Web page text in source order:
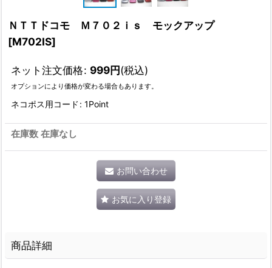
ＮＴＴドコモ Ｍ７０２ｉｓ モックアップ
[M702IS]
ネット注文価格: 999円(税込)
オプションにより価格が変わる場合もあります。
ネコポス用コード : 1Point
在庫数 在庫なし
お問い合わせ
お気に入り登録
商品詳細